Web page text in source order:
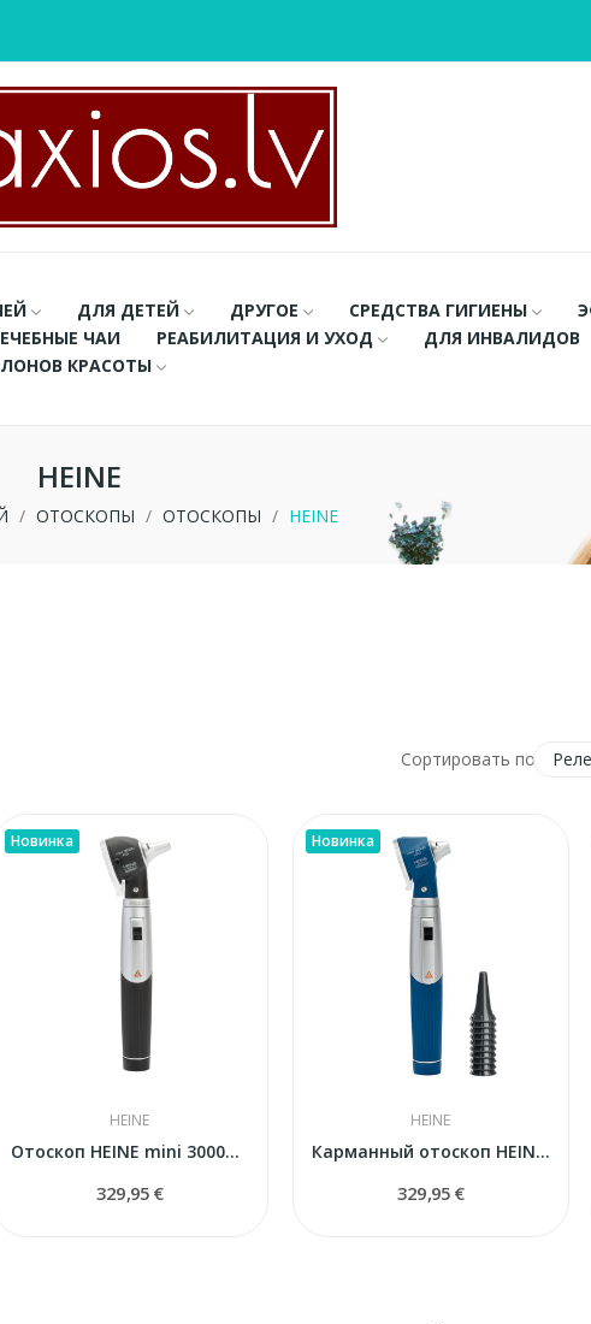
ДЛЯ ДЕТЕЙ ДРУГОЕ СРЕДСТВА ГИГИЕНЫ
ЧАИ РЕАБИЛИТАЦИЯ И УХОД ДЛЯ ИНВАЛИДОВ
КРАСОТЫ
HEINE
ОТОСКОПЫ ОТОСКОПЫ HEINE
Сортировать по:
Новинка
HEINE
Отоскоп HEINE mini 3000® LED (D-008.70.210) с...
329,95 €
Новинка
HEINE
Карманный отоскоп HEINE Mini 3000 F.O., синий...
329,95 €